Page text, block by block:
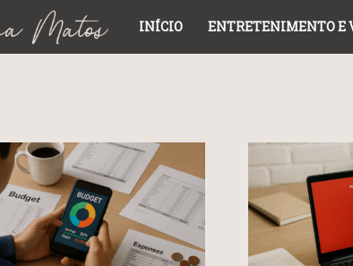
Carolina
INÍCIO ENTRETENIMENTO E